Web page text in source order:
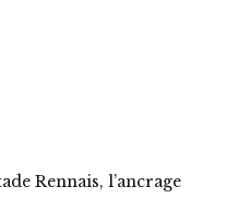
Rennais, l’ancrage